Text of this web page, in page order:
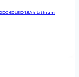
60LED 1.5Ah Lithium